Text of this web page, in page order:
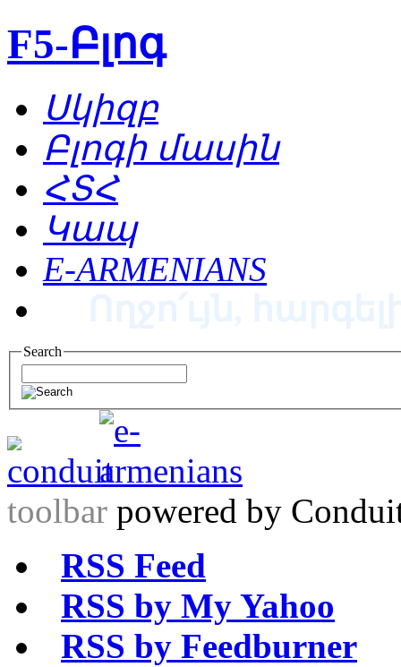
F5-Բլոգ
Սկիզբ
Բլոգի մասին
ՀՏՀ
Կապ
E-ARMENIANS
Search
toolbar powered by
RSS Feed
RSS by My Yahoo
RSS by Feedburner